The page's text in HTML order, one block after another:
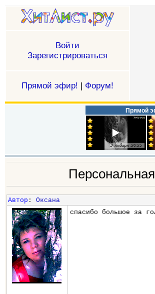
Войти
Зарегистрироваться
Прямой эфир! | Форум!
Прямой
Автор : Оксана
спасибо большое за